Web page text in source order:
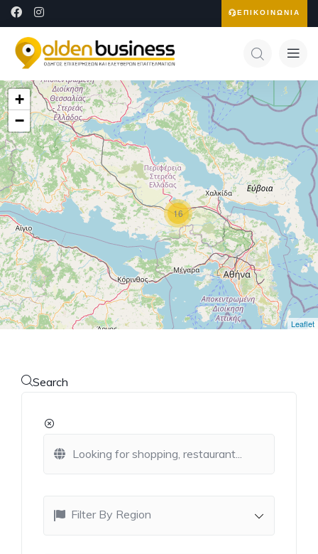
ΕΠΙΚΟΙΝΩΝΙΑ
16
+
−
Leaflet
Search
Filter By Region